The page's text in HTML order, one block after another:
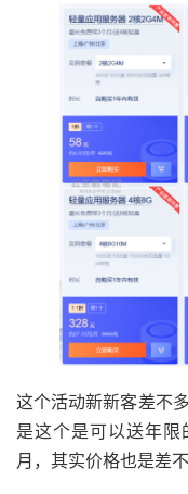
这个活动新新客差不
是这个是可以送年
月，其实价格也是差不